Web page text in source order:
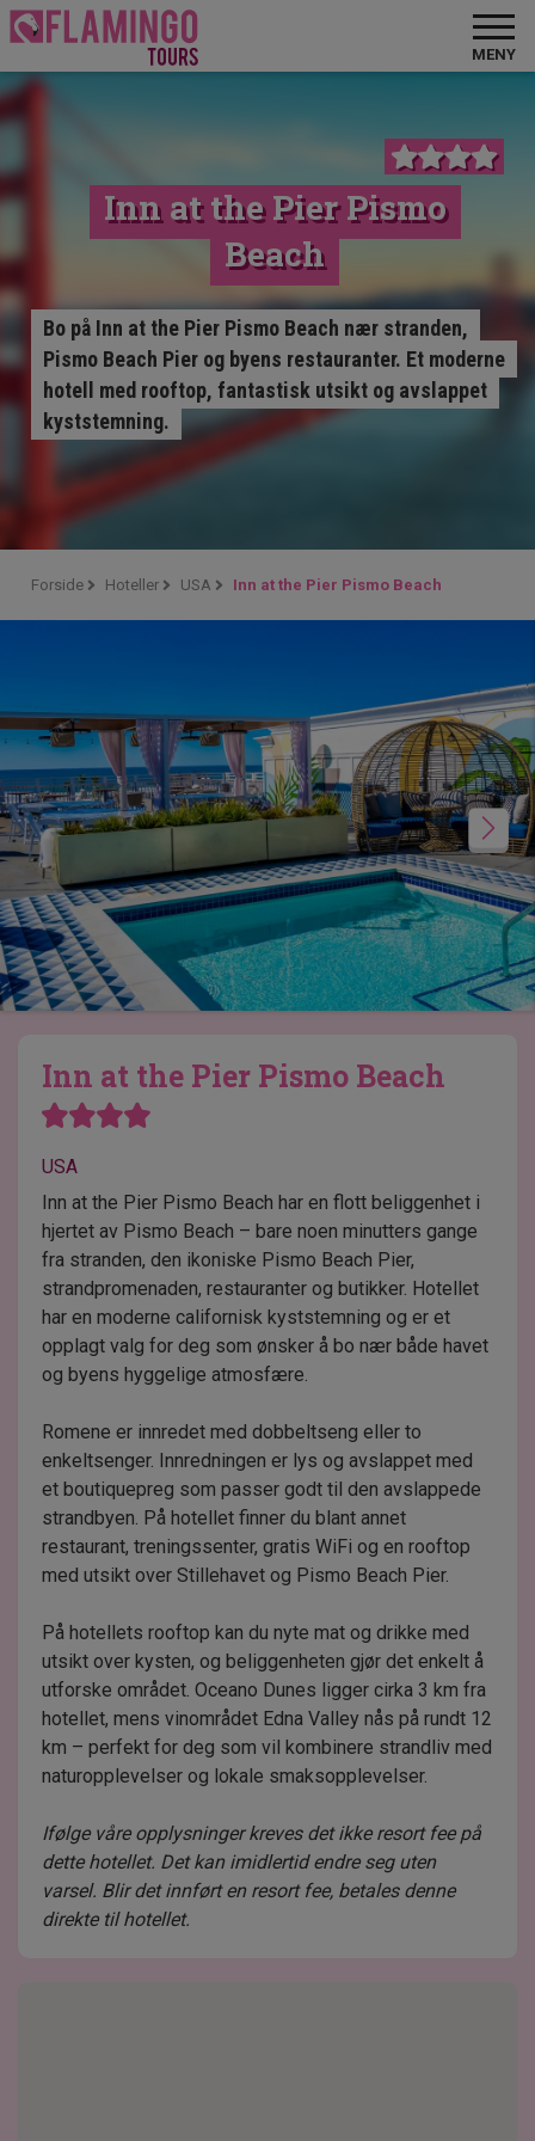
MENY
Inn at the Pier Pismo
Beach
Bo på Inn at the Pier Pismo Beach nær stranden,
Pismo Beach Pier og byens restauranter. Et moderne
hotell med rooftop, fantastisk utsikt og avslappet
kyststemning.
Forside Hoteller USA Inn at the Pier Pismo Beach
Inn at the Pier Pismo Beach
USA
Inn at the Pier Pismo Beach har en flott beliggenhet i
hjertet av Pismo Beach – bare noen minutters gange
fra stranden, den ikoniske Pismo Beach Pier,
strandpromenaden, restauranter og butikker. Hotellet
har en moderne californisk kyststemning og er et
opplagt valg for deg som ønsker å bo nær både havet
og byens hyggelige atmosfære.
Romene er innredet med dobbeltseng eller to
enkeltsenger. Innredningen er lys og avslappet med
et boutiquepreg som passer godt til den avslappede
strandbyen. På hotellet finner du blant annet
restaurant, treningssenter, gratis WiFi og en rooftop
med utsikt over Stillehavet og Pismo Beach Pier.
På hotellets rooftop kan du nyte mat og drikke med
utsikt over kysten, og beliggenheten gjør det enkelt å
utforske området. Oceano Dunes ligger cirka 3 km fra
hotellet, mens vinområdet Edna Valley nås på rundt 12
km – perfekt for deg som vil kombinere strandliv med
naturopplevelser og lokale smaksopplevelser.
Ifølge våre opplysninger kreves det ikke resort fee på
dette hotellet. Det kan imidlertid endre seg uten
varsel. Blir det innført en resort fee, betales denne
direkte til hotellet.